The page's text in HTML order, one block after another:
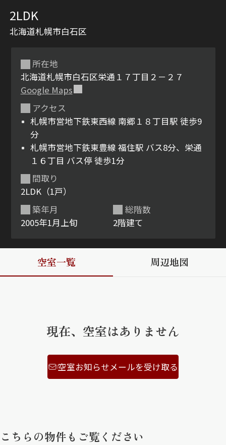
シャーメゾンとは
ルームツアー
シャーメゾンショップを探す
お問い合わせ・よくある質問
シャーメゾンライフ CLUB
らくらくパートナー
2LDK
北海道札幌市白石区
所在地
北海道札幌市白石区栄通１７丁目２－２７
Google Maps
アクセス
札幌市営地下鉄東西線 南郷１８丁目駅 徒歩9
分
札幌市営地下鉄東豊線 福住駅 バス8分、栄通
１６丁目 バス停 徒歩1分
築年月
2005年1月上旬
間取り
2LDK（1戸）
総階数
2階建て
空室一覧 周辺地図
現在、空室はありません
空室お知らせメールを受け取る
こちらの物件もご覧ください